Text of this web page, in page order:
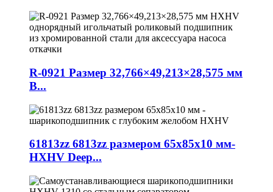
R-0921 Размер 32,766×49,213×28,575 мм
В...
61813zz 6813zz размером 65x85x10 мм-
HXHV Deep...